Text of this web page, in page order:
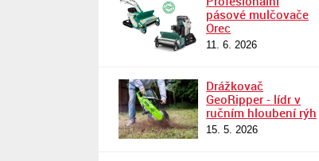
pásové mulčovače
Orec
11. 6. 2026
Drážkovač
GeoRipper - lídr v
ručním hloubení rýh
15. 5. 2026